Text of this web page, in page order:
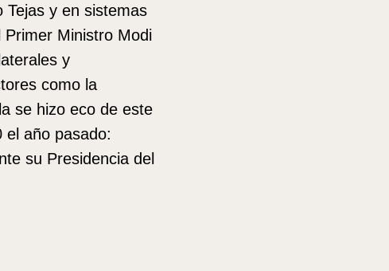
Tejas y en sistemas
Ministro Modi
y
como la
se hizo eco de este
el año pasado:
su Presidencia del